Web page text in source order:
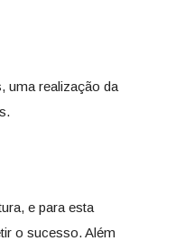
uma realização da
e para esta
o sucesso. Além